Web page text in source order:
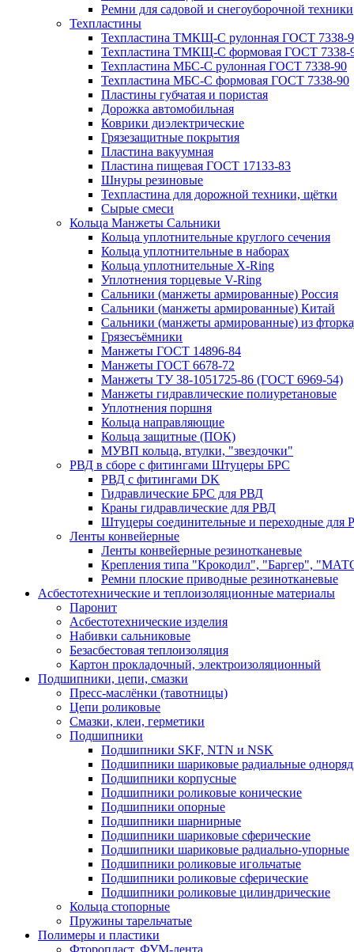
Ремни для садовой и снегоуборочной техники
Техпластины
Техпластина ТМКЩ-С рулонная ГОСТ 7338-
Техпластина ТМКЩ-С формовая ГОСТ 7338-
Техпластина МБС-С рулонная ГОСТ 7338-90
Техпластина МБС-С формовая ГОСТ 7338-90
Пластины губчатая и пористая
Дорожка автомобильная
Коврики диэлектрические
Грязезащитные покрытия
Пластина вакуумная
Пластина пищевая ГОСТ 17133-83
Шнуры резиновые
Техпластина для дорожной техники, щётки
Сырые смеси
Кольца Манжеты Сальники
Кольца уплотнительные круглого сечения
Кольца уплотнительные в наборах
Кольца уплотнительные Х-Ring
Уплотнения торцевые V-Ring
Сальники (манжеты армированные) Россия
Сальники (манжеты армированные) Китай
Сальники (манжеты армированные) из
Грязесъёмники
Манжеты ГОСТ 14896-84
Манжеты ГОСТ 6678-72
Манжеты ТУ 38-1051725-86 (ГОСТ 6969-54)
Манжеты гидравлические полиуретановые
Уплотнения поршня
Кольца направляющие
Кольца защитные (ПОК)
МУВП кольца, втулки, "звездочки"
РВД в сборе с фитингами Штуцеры БРС
РВД с фитингами DK
Гидравлические БРС для РВД
Краны гидравлические для РВД
Штуцеры соединительные и переходные для
Ленты конвейерные
Ленты конвейерные резинотканевые
Крепления типа "Крокодил", "Баргер",
Ремни плоские приводные резинотканевые
Асбестотехнические и теплоизоляционные материалы
Паронит
Асбестотехнические изделия
Набивки сальниковые
Безасбестовая теплоизоляция
Картон прокладочный, электроизоляционный
Подшипники, цепи, смазки
Пресс-маслёнки (тавотницы)
Цепи роликовые
Смазки, клеи, герметики
Подшипники
Подшипники SKF, NTN и NSK
Подшипники шариковые радиальные
Подшипники корпусные
Подшипники роликовые конические
Подшипники опорные
Подшипники шарнирные
Подшипники шариковые сферические
Подшипники шариковые радиально-упорные
Подшипники роликовые игольчатые
Подшипники роликовые сферические
Подшипники роликовые цилиндрические
Кольца стопорные
Пружины тарельчатые
Полимеры и пластики
Фторопласт, ФУМ-лента